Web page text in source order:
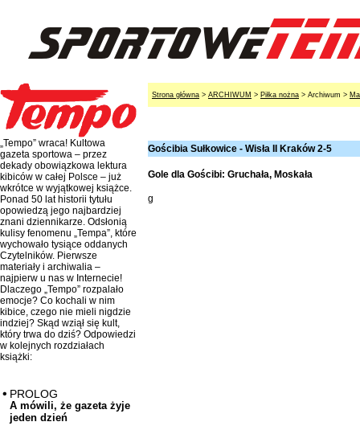
„Tempo” wraca! Kultowa
gazeta sportowa – przez
dekady obowiązkowa lektura
kibiców w całej Polsce – już
wkrótce w wyjątkowej książce.
Ponad 50 lat historii tytułu
opowiedzą jego najbardziej
znani dziennikarze. Odsłonią
kulisy fenomenu „Tempa”, które
wychowało tysiące oddanych
Czytelników. Pierwsze
materiały i archiwalia –
najpierw u nas w Internecie!
Dlaczego „Tempo” rozpalało
emocje? Co kochali w nim
kibice, czego nie mieli nigdzie
indziej? Skąd wziął się kult,
który trwa do dziś? Odpowiedzi
w kolejnych rozdziałach
książki:
PROLOG
A mówili, że gazeta żyje
jeden dzień
Strona główna > ARCHIWUM > Piłka nożna > Archiwum >
Gościbia Sułkowice - Wisła II Kraków 2-5
Gole dla Gościbi: Gruchała, Moskała
g